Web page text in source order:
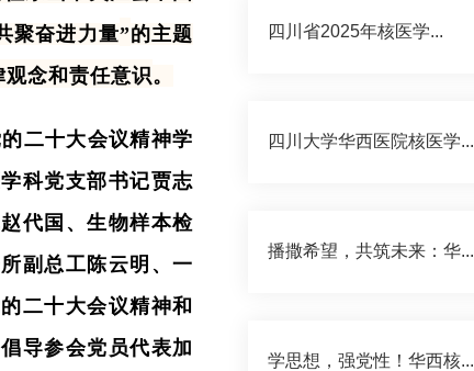
聚奋进力量”的主题
念和责任意识。
二十大会议精神学
科党支部书记贾志
代国、生物样本检
副总工陈云明、一
二十大会议精神和
导参会党员代表加
四川省2025年核医学...
四川大学华西医院核医学...
播撒希望，共筑未来：华...
学思想，强党性！华西核...